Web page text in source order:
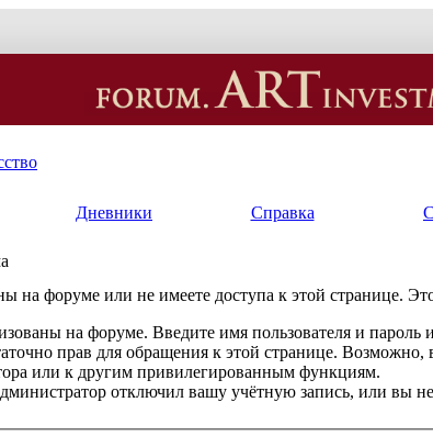
Дневники Справка
на форуме или не имеете доступа к этой странице.
на форуме. Введите имя пользователя и пароль
прав для обращения к этой странице. Возможно,
или к другим привилегированным функциям.
отключил вашу учётную запись, или вы